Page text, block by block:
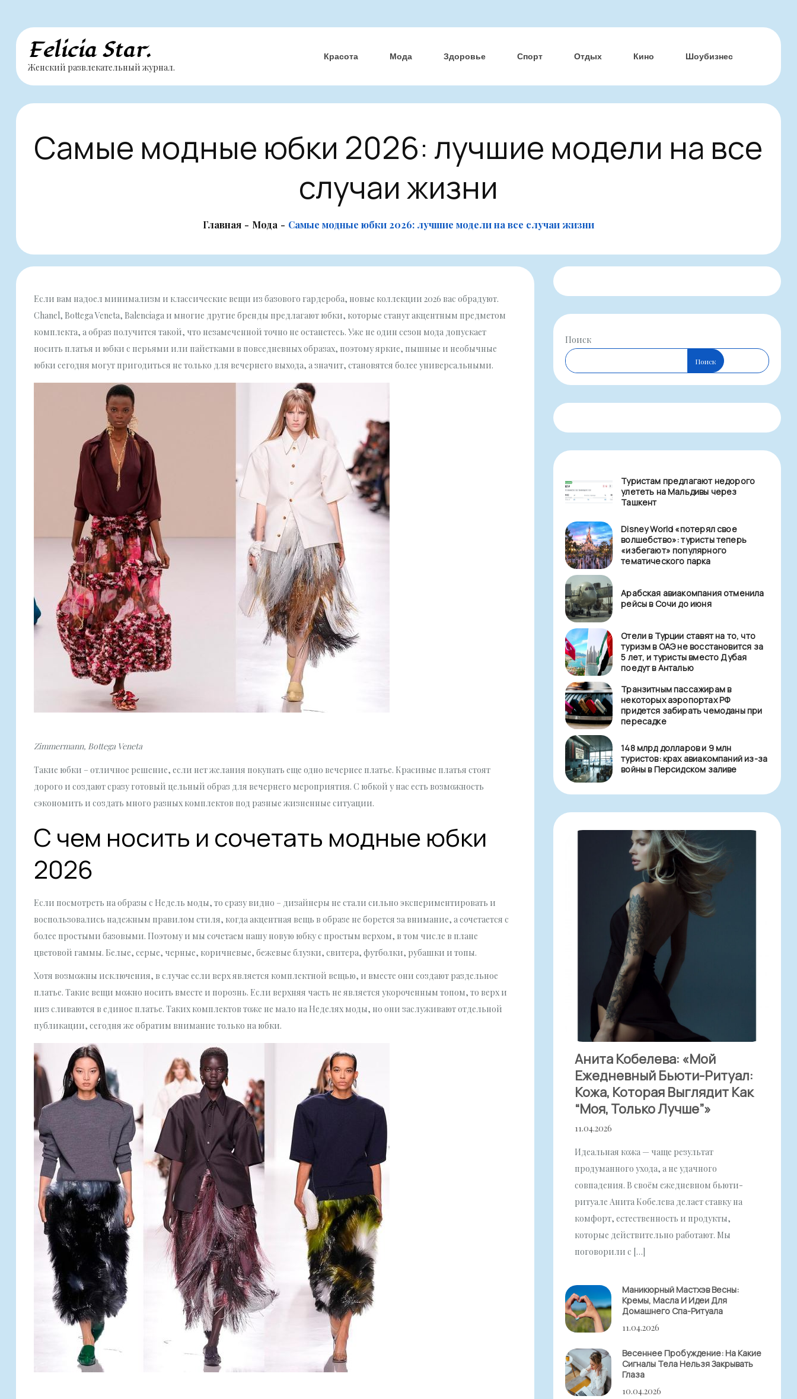
Перейти
содержимому
Felicia Star.
Женский развлекательный журнал.
Красота Мода Здоровье Спорт Отдых Кино Шоубизнес
Самые модные юбки 2026: лучшие модели на все
случаи жизни
Главная Мода Самые модные юбки 2026: лучшие модели на все случаи жизни
Если вам надоел минимализм и классические вещи из базового гардероба, новые коллекции 2026 вас обрадуют.
Chanel, Bottega Veneta, Balenciaga и многие другие бренды предлагают юбки, которые станут акцентным предметом
комплекта, а образ получится такой, что незамеченной точно не останетесь. Уже не один сезон мода допускает
носить платья и юбки с перьями или пайетками в повседневных образах, поэтому яркие, пышные и необычные
юбки сегодня могут пригодиться не только для вечернего выхода, а значит, становятся более универсальными.
Zimmermann, Bottega Veneta
Такие юбки – отличное решение, если нет желания покупать еще одно вечернее платье. Красивые платья стоят
дорого и создают сразу готовый цельный образ для вечернего мероприятия. С юбкой у нас есть возможность
сэкономить и создать много разных комплектов под разные жизненные ситуации.
С чем носить и сочетать модные юбки
2026
Если посмотреть на образы с Недель моды, то сразу видно – дизайнеры не стали сильно экспериментировать и
воспользовались надежным правилом стиля, когда акцентная вещь в образе не борется за внимание, а сочетается с
более простыми базовыми. Поэтому и мы сочетаем нашу новую юбку с простым верхом, в том числе в плане
цветовой гаммы. Белые, серые, черные, коричневые, бежевые блузки, свитера, футболки, рубашки и топы.
Хотя возможны исключения, в случае если верх является комплектной вещью, и вместе они создают раздельное
платье. Такие вещи можно носить вместе и порознь. Если верхняя часть не является укороченным топом, то верх и
низ сливаются в единое платье. Таких комплектов тоже не мало на Неделях моды, но они заслуживают отдельной
публикации, сегодня же обратим внимание только на юбки.
Поиск
Поиск
Туристам предлагают недорого
улететь на Мальдивы через
Ташкент
Disney World «потерял свое
волшебство»: туристы теперь
«избегают» популярного
тематического парка
Арабская авиакомпания отменила
рейсы в Сочи до июня
Отели в Турции ставят на то, что
туризм в ОАЭ не восстановится за
5 лет, и туристы вместо Дубая
поедут в Анталью
Транзитным пассажирам в
некоторых аэропортах РФ
придется забирать чемоданы при
пересадке
148 млрд долларов и 9 млн
туристов: крах авиакомпаний из-за
войны в Персидском заливе
Анита Кобелева: «Мой
Ежедневный Бьюти-Ритуал:
Кожа, Которая Выглядит Как
“моя, Только Лучше”»
11.04.2026
Идеальная кожа — чаще результат
продуманного ухода, а не удачного
совпадения. В своём ежедневном бьюти-
ритуале Анита Кобелева делает ставку на
комфорт, естественность и продукты,
которые действительно работают. Мы
поговорили с […]
Маникюрный Мастхэв Весны:
Кремы, Масла И Идеи Для
Домашнего Спа-Ритуала
11.04.2026
Весеннее Пробуждение: На Какие
Сигналы Тела Нельзя Закрывать
Глаза
10.04.2026